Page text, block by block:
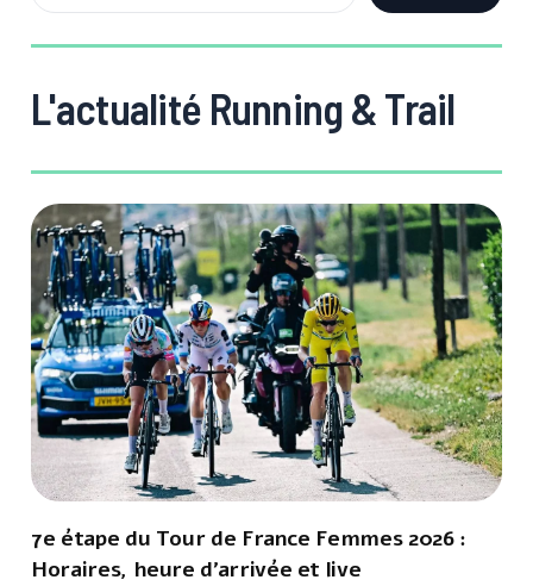
L'actualité Running & Trail
7e étape du Tour de France Femmes 2026 :
Horaires, heure d'arrivée et live